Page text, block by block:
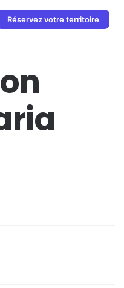
Réservez votre territoire